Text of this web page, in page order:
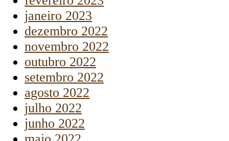
janeiro 2023
dezembro 2022
novembro 2022
outubro 2022
setembro 2022
agosto 2022
julho 2022
junho 2022